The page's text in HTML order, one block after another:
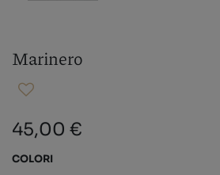
Marinero
45,00 €
COLORI